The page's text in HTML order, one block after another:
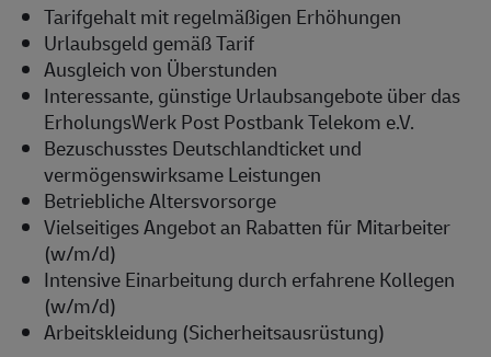
Tarifgehalt mit regelmäßigen Erhöhungen
Urlaubsgeld gemäß Tarif
Ausgleich von Überstunden
Interessante, günstige Urlaubsangebote über das
ErholungsWerk Post Postbank Telekom e.V.
Bezuschusstes Deutschlandticket und
vermögenswirksame Leistungen
Betriebliche Altersvorsorge
Vielseitiges Angebot an Rabatten für Mitarbeiter
(w/m/d)
Intensive Einarbeitung durch erfahrene Kollegen
(w/m/d)
Arbeitskleidung (Sicherheitsausrüstung)